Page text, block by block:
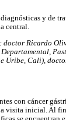
y de
central.
doctor Ricardo
Cali),
con cáncer
visita inicial. Al